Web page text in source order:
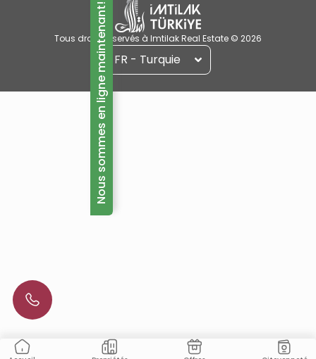
Tous droits réservés à Imtilak Real Estate © 2026
FR - Turquie
Nous sommes en ligne maintenant!